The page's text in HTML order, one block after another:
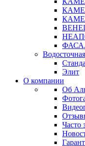
Элит
О компании
Об
Часто